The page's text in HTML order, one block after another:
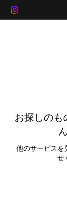
お探しのも
他のサービスを
せ